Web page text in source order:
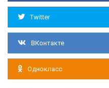
Twitter
ВКонтакте
Однокласс